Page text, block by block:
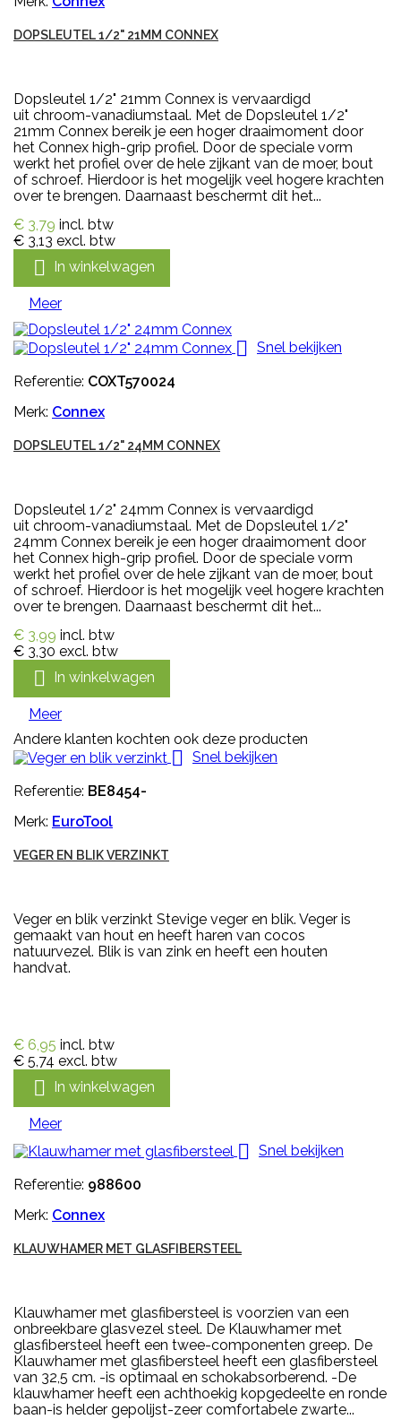
DOPSLEUTEL 1/2" 21MM CONNEX
Dopsleutel 1/2" 21mm Connex is vervaardigd
uit chroom-vanadiumstaal. Met de Dopsleutel 1/2"
21mm Connex bereik je een hoger draaimoment door
het Connex high-grip profiel. Door de speciale vorm
werkt het profiel over de hele zijkant van de moer, bout
of schroef. Hierdoor is het mogelijk veel hogere krachten
over te brengen. Daarnaast beschermt dit het...
€ 3,79 incl. btw
€ 3,13 excl. btw
 In winkelwagen
Meer
 Snel bekijken
Referentie: COXT570024
Merk: Connex
DOPSLEUTEL 1/2" 24MM CONNEX
Dopsleutel 1/2" 24mm Connex is vervaardigd
uit chroom-vanadiumstaal. Met de Dopsleutel 1/2"
24mm Connex bereik je een hoger draaimoment door
het Connex high-grip profiel. Door de speciale vorm
werkt het profiel over de hele zijkant van de moer, bout
of schroef. Hierdoor is het mogelijk veel hogere krachten
over te brengen. Daarnaast beschermt dit het...
€ 3,99 incl. btw
€ 3,30 excl. btw
 In winkelwagen
Meer
Andere klanten kochten ook deze producten
 Snel bekijken
Referentie: BE8454-
Merk: EuroTool
VEGER EN BLIK VERZINKT
Veger en blik verzinkt Stevige veger en blik. Veger is
gemaakt van hout en heeft haren van cocos
natuurvezel. Blik is van zink en heeft een houten
handvat.
€ 6,95 incl. btw
€ 5,74 excl. btw
 In winkelwagen
Meer
 Snel bekijken
Referentie: 988600
Merk: Connex
KLAUWHAMER MET GLASFIBERSTEEL
Klauwhamer met glasfibersteel is voorzien van een
onbreekbare glasvezel steel. De Klauwhamer met
glasfibersteel heeft een twee-componenten greep. De
Klauwhamer met glasfibersteel heeft een glasfibersteel
van 32,5 cm. -is optimaal en schokabsorberend. -De
klauwhamer heeft een achthoekig kopgedeelte en ronde
baan-is helder gepolijst-zeer comfortabele zwarte...